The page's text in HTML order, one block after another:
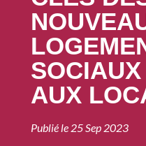
AUX
Publié le 25 Sep 2023